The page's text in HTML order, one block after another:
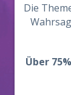
Die
Über